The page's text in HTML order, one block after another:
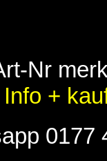
Nr
Info +
0177